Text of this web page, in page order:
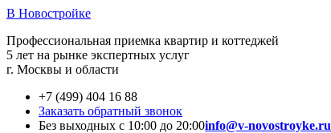
В Новостройке
Профессиональная приемка квартир и коттеджей
5 лет на рынке экспертных услуг
г. Москвы и области
+7 (499) 404 16 88
Заказать обратный звонок
Без выходных с 10:00 до 20:00info@v-novostroyke.ru